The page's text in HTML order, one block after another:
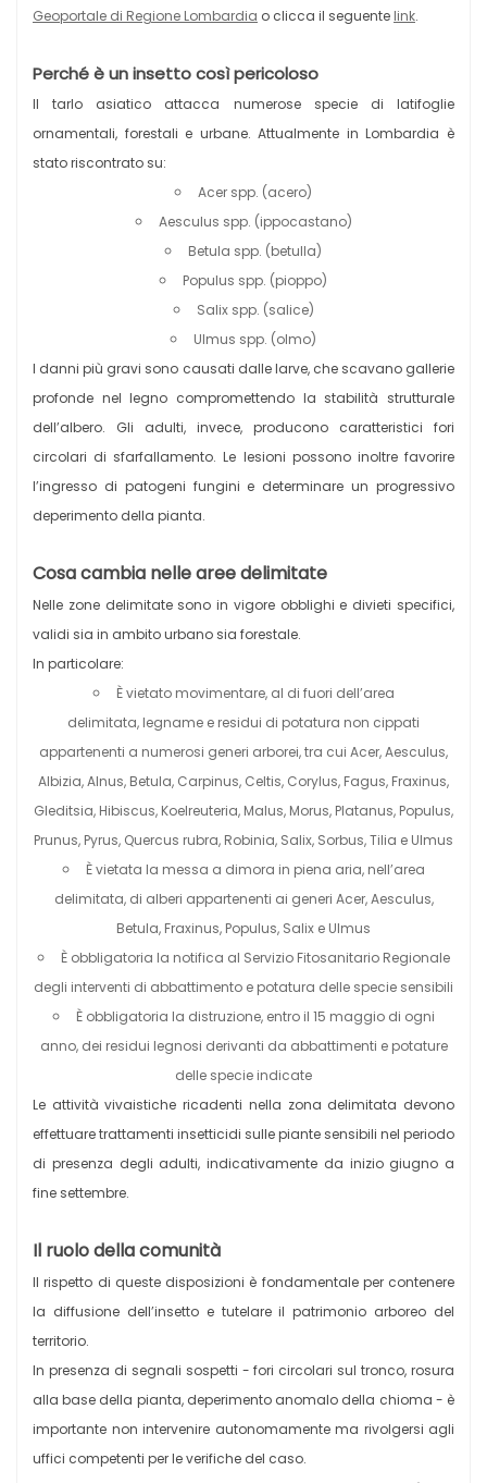
Geoportale di Regione Lombardia o clicca il seguente link.
Perché è un insetto così pericoloso
Il tarlo asiatico attacca numerose specie di latifoglie
ornamentali, forestali e urbane. Attualmente in Lombardia è
stato riscontrato su:
Acer spp. (acero)
Aesculus spp. (ippocastano)
Betula spp. (betulla)
Populus spp. (pioppo)
Salix spp. (salice)
Ulmus spp. (olmo)
I danni più gravi sono causati dalle larve, che scavano gallerie
profonde nel legno compromettendo la stabilità strutturale
dell’albero. Gli adulti, invece, producono caratteristici fori
circolari di sfarfallamento. Le lesioni possono inoltre favorire
l’ingresso di patogeni fungini e determinare un progressivo
deperimento della pianta.
Cosa cambia nelle aree delimitate
Nelle zone delimitate sono in vigore obblighi e divieti specifici,
validi sia in ambito urbano sia forestale.
In particolare:
È vietato movimentare, al di fuori dell’area
delimitata, legname e residui di potatura non cippati
appartenenti a numerosi generi arborei, tra cui Acer, Aesculus,
Albizia, Alnus, Betula, Carpinus, Celtis, Corylus, Fagus, Fraxinus,
Gleditsia, Hibiscus, Koelreuteria, Malus, Morus, Platanus, Populus,
Prunus, Pyrus, Quercus rubra, Robinia, Salix, Sorbus, Tilia e Ulmus
È vietata la messa a dimora in piena aria, nell’area
delimitata, di alberi appartenenti ai generi Acer, Aesculus,
Betula, Fraxinus, Populus, Salix e Ulmus
È obbligatoria la notifica al Servizio Fitosanitario Regionale
degli interventi di abbattimento e potatura delle specie sensibili
È obbligatoria la distruzione, entro il 15 maggio di ogni
anno, dei residui legnosi derivanti da abbattimenti e potature
delle specie indicate
Le attività vivaistiche ricadenti nella zona delimitata devono
effettuare trattamenti insetticidi sulle piante sensibili nel periodo
di presenza degli adulti, indicativamente da inizio giugno a
fine settembre.
Il ruolo della comunità
Il rispetto di queste disposizioni è fondamentale per contenere
la diffusione dell’insetto e tutelare il patrimonio arboreo del
territorio.
In presenza di segnali sospetti - fori circolari sul tronco, rosura
alla base della pianta, deperimento anomalo della chioma - è
importante non intervenire autonomamente ma rivolgersi agli
uffici competenti per le verifiche del caso.